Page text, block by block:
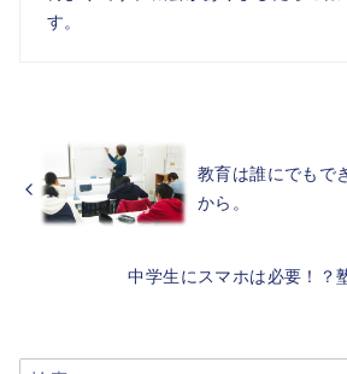
す。
教育は誰にでもで
から。
中学生にスマホは必要！？